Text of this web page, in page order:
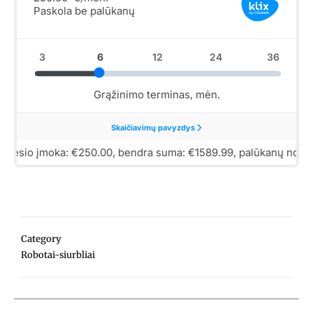
Category
Robotai-siurbliai